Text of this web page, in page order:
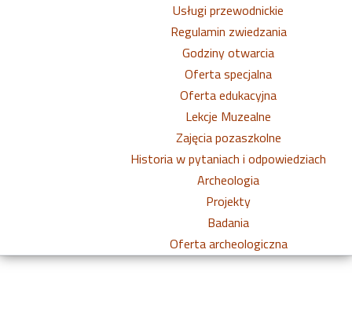
Usługi przewodnickie
Regulamin zwiedzania
Godziny otwarcia
Oferta specjalna
Oferta edukacyjna
Lekcje Muzealne
Zajęcia pozaszkolne
Historia w pytaniach i odpowiedziach
Archeologia
Projekty
Badania
Oferta archeologiczna